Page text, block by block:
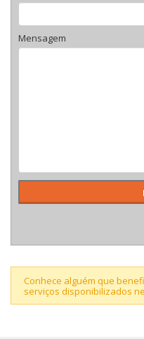
Mensagem
Conhece alguém que
serviços disponibilizados